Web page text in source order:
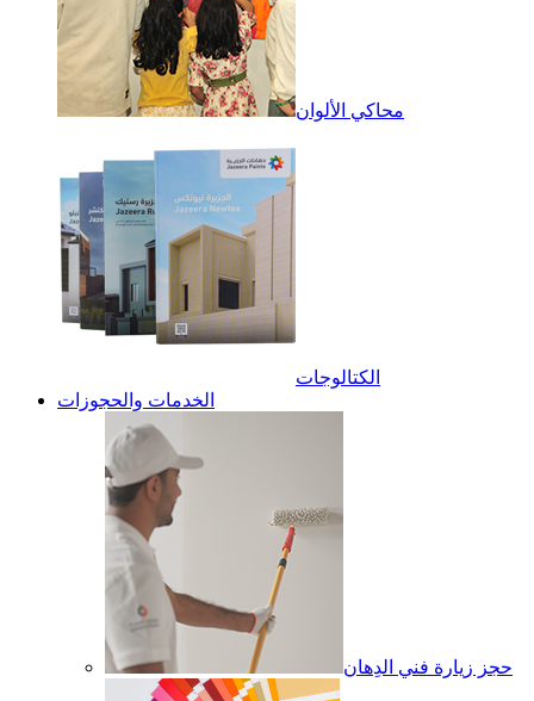
محاكي الألوان
الكتالوجات
الخدمات والحجوزات
حجز زيارة فني الدِهان